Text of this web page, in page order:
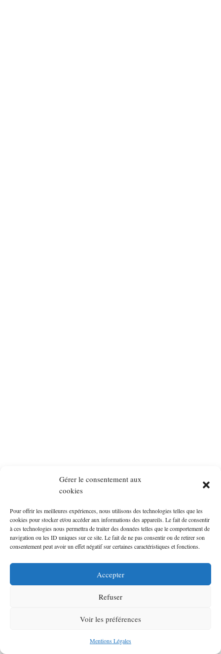
Gérer le consentement aux
cookies
Pour offrir les meilleures expériences, nous utilisons des technologies telles que les
cookies pour stocker et/ou accéder aux informations des appareils. Le fait de consentir
à ces technologies nous permettra de traiter des données telles que le comportement de
navigation ou les ID uniques sur ce site. Le fait de ne pas consentir ou de retirer son
consentement peut avoir un effet négatif sur certaines caractéristiques et fonctions.
Accepter
Refuser
Voir les préférences
Mentions Légales